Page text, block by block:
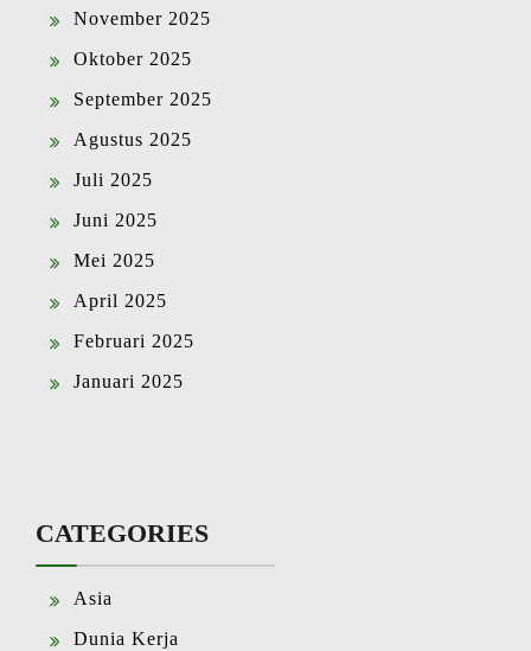
November 2025
Oktober 2025
September 2025
Agustus 2025
Juli 2025
Juni 2025
Mei 2025
April 2025
Februari 2025
Januari 2025
CATEGORIES
Asia
Dunia Kerja